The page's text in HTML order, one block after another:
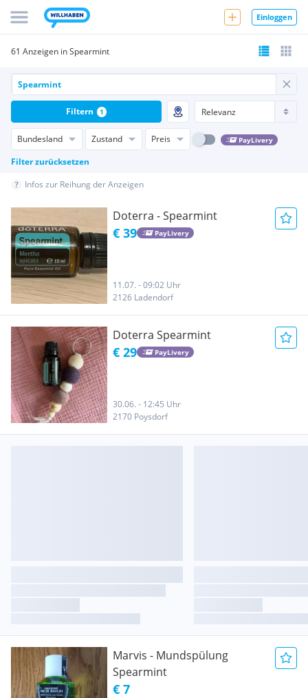
Einloggen
61 Anzeigen in Spearmint
Bundesland Zustand Preis PayLivery
Filter zurücksetzen
Filtern 1
Infos zur Reihung der Anzeigen
Doterra - Spearmint
€ 39 PayLivery
11.07. - 09:02 Uhr
2126 Ladendorf
Doterra Spearmint
€ 29 PayLivery
30.06. - 12:45 Uhr
2170 Poysdorf
Marvis - Mundspülung
Spearmint
€ 7